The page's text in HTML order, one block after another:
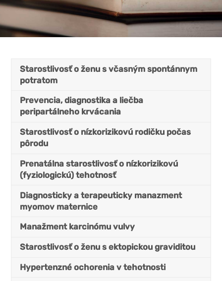
Starostlivosť o ženu s včasným spontánnym
potratom
Prevencia, diagnostika a liečba
peripartálneho krvácania
Starostlivosť o nízkorizikovú rodičku počas
pôrodu
Prenatálna starostlivosť o nízkorizikovú
(fyziologickú) tehotnosť
Diagnosticky a terapeuticky manazment
myomov maternice
Manažment karcinómu vulvy
Starostlivosť o ženu s ektopickou graviditou
Hypertenzné ochorenia v tehotnosti